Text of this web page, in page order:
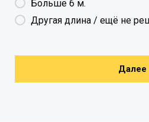
Больше 6 м.
Другая длина / ещё не
Далее